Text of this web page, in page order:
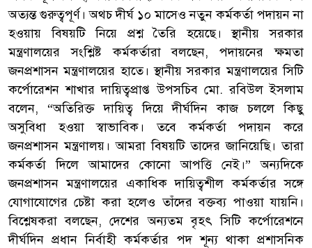
অত্যন্ত গুরুত্বপূর্ণ। অথচ দীর্ঘ ১০ মাসেও নতুন কর্মকর্তা পদায়ন না
হওয়ায় বিষয়টি নিয়ে প্রশ্ন তৈরি হয়েছে। স্থানীয় সরকার
মন্ত্রণালয়ের সংশ্লিষ্ট কর্মকর্তারা বলছেন, পদায়নের ক্ষমতা
জনপ্রশাসন মন্ত্রণালয়ের হাতে। স্থানীয় সরকার মন্ত্রণালয়ের সিটি
কর্পোরেশন শাখার দায়িত্বপ্রাপ্ত উপসচিব মো. রবিউল ইসলাম
বলেন, “অতিরিক্ত দায়িত্ব দিয়ে দীর্ঘদিন কাজ চললে কিছু
অসুবিধা হওয়া স্বাভাবিক। তবে কর্মকর্তা পদায়ন করে
জনপ্রশাসন মন্ত্রণালয়। আমরা বিষয়টি তাদের জানিয়েছি। তারা
কর্মকর্তা দিলে আমাদের কোনো আপত্তি নেই।” অন্যদিকে
জনপ্রশাসন মন্ত্রণালয়ের একাধিক দায়িত্বশীল কর্মকর্তার সঙ্গে
যোগাযোগের চেষ্টা করা হলেও তাঁদের বক্তব্য পাওয়া যায়নি।
বিশ্লেষকরা বলছেন, দেশের অন্যতম বৃহৎ সিটি কর্পোরেশনে
দীর্ঘদিন প্রধান নির্বাহী কর্মকর্তার পদ শূন্য থাকা প্রশাসনিক